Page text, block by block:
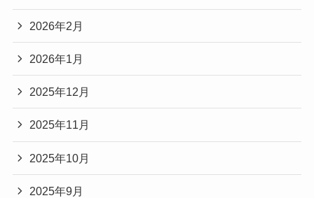
2026年2月
2026年1月
2025年12月
2025年11月
2025年10月
2025年9月